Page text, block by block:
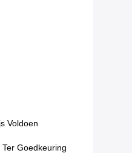
Voldoen
Goedkeuring